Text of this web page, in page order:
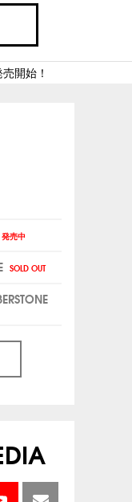
開始！
発売中
SOLD OUT